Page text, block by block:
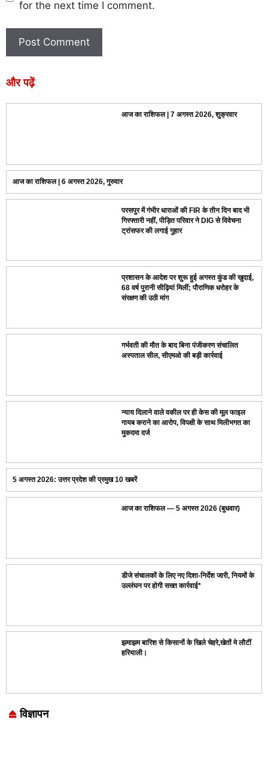
for the next time I comment.
और पढ़ें
आज का राशिफल | 7 अगस्त 2026, शुक्रवार
आज का राशिफल | 6 अगस्त 2026, गुरुवार
परसपुर में गंभीर धाराओं की FIR के तीन दिन बाद भी
गिरफ्तारी नहीं, पीड़ित परिवार ने DIG से विवेचना
ट्रांसफर की लगाई गुहार
प्रशासन के आदेश पर शुरू हुई अगस्त कुंड की खुदाई,
68 वर्ष पुरानी सीढ़ियां मिलीं; पौराणिक धरोहर के
संरक्षण की उठी मांग
गर्भवती की मौत के बाद बिना पंजीकरण संचालित
अस्पताल सील, सीएमओ की बड़ी कार्रवाई
न्याय दिलाने वाले वकील पर ही केस की मूल फाइल
गायब कराने का आरोप, विपक्षी के साथ मिलीभगत का
मुकदमा दर्ज
5 अगस्त 2026: उत्तर प्रदेश की प्रमुख 10 खबरें
आज का राशिफल — 5 अगस्त 2026 (बुधवार)
डीजे संचालकों के लिए नए दिशा-निर्देश जारी, नियमों के
उल्लंघन पर होगी सख्त कार्रवाई*
झमाझम बारिश से किसानों के खिले चेहरे,खेतों मे लौटीं
हरियाली।
विज्ञापन